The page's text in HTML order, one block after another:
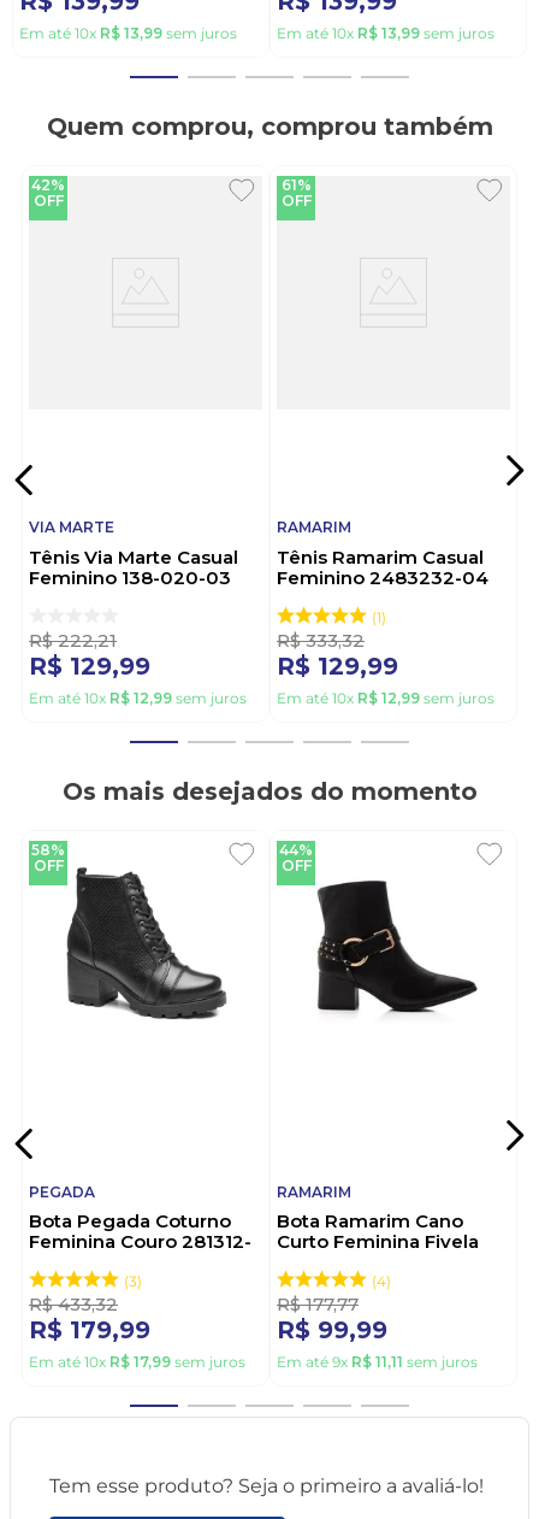
Em até 10x R$ 13,99 sem juros Em até 10x R$ 13,99 sem juros
Quem comprou, comprou também
42%
OFF
VIA MARTE
Tênis Via Marte Casual
Feminino 138-020-03
R$ 222,21
R$ 129,99
Em até 10x R$ 12,99 sem juros
61%
OFF
RAMARIM
Tênis Ramarim Casual
Feminino 2483232-04
1
R$ 333,32
R$ 129,99
Em até 10x R$ 12,99 sem juros
Os mais desejados do momento
58%
OFF
PEGADA
Bota Pegada Coturno
Feminina Couro 281312-
3
R$ 433,32
R$ 179,99
Em até 10x R$ 17,99 sem juros
44%
OFF
RAMARIM
Bota Ramarim Cano
Curto Feminina Fivela
4
R$ 177,77
R$ 99,99
Em até 9x R$ 11,11 sem juros
Tem esse produto? Seja o primeiro a avaliá-lo!